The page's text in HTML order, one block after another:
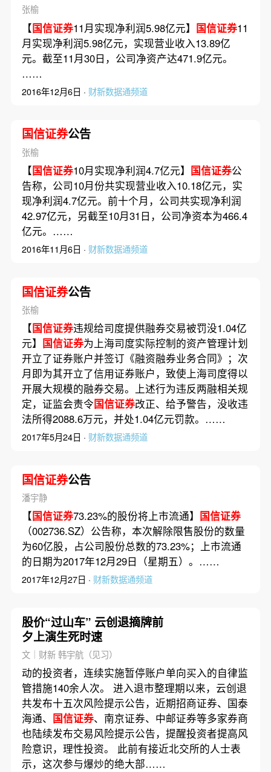
张榆
【国信证券11月实现净利润5.98亿元】 国信证券11
月实现净利润5.98亿元，实现营业收入13.89亿
元。截至11月30日，公司净资产达471.9亿元。
……
2016年12月6日 · 财新数据通频道
国信证券公告
张榆
【国信证券10月实现净利润4.7亿元】 国信证券公
告称，公司10月份共实现营业收入10.18亿元，实
现净利润4.7亿元。前十个月，公司共实现净利润
42.97亿元，另截至10月31日，公司净资本为466.4
亿元。……
2016年11月6日 · 财新数据通频道
国信证券公告
张榆
【国信证券违规给司度提供融券交易被罚没1.04亿
元】 国信证券为上海司度实际控制的资产管理计划
开立了证券账户并签订《融资融券业务合同》；次
月即为其开立了信用证券账户，致使上海司度得以
开展大规模的融券交易。上述行为违反两融相关规
定，证监会责令国信证券改正、给予警告，没收违
法所得2088.6万元，并处1.04亿元罚款。……
2017年5月24日 · 财新数据通频道
国信证券公告
潘宇静
【国信证券73.23%的股份将上市流通】 国信证券
（002736.SZ）公告称，本次解除限售股份的数量
为60亿股，占公司股份总数的73.23%；上市流通
的日期为2017年12月29日（星期五）。……
2017年12月27日 · 财新数据通频道
股价“过山车” 云创退摘牌前
夕上演生死时速
文｜财新 韩宇航（见习）
动的投资者，连续实施暂停账户单向买入的自律监
管措施140余人次。 进入退市整理期以来，云创退
共发布十五次风险提示公告，近期招商证券、国泰
海通、 国信证券、南京证券、中邮证券等多家券商
也陆续发布交易风险提示公告，提醒投资者提高风
险意识，理性投资。 此前有接近北交所的人士表
示，这次参与爆炒的绝大部……